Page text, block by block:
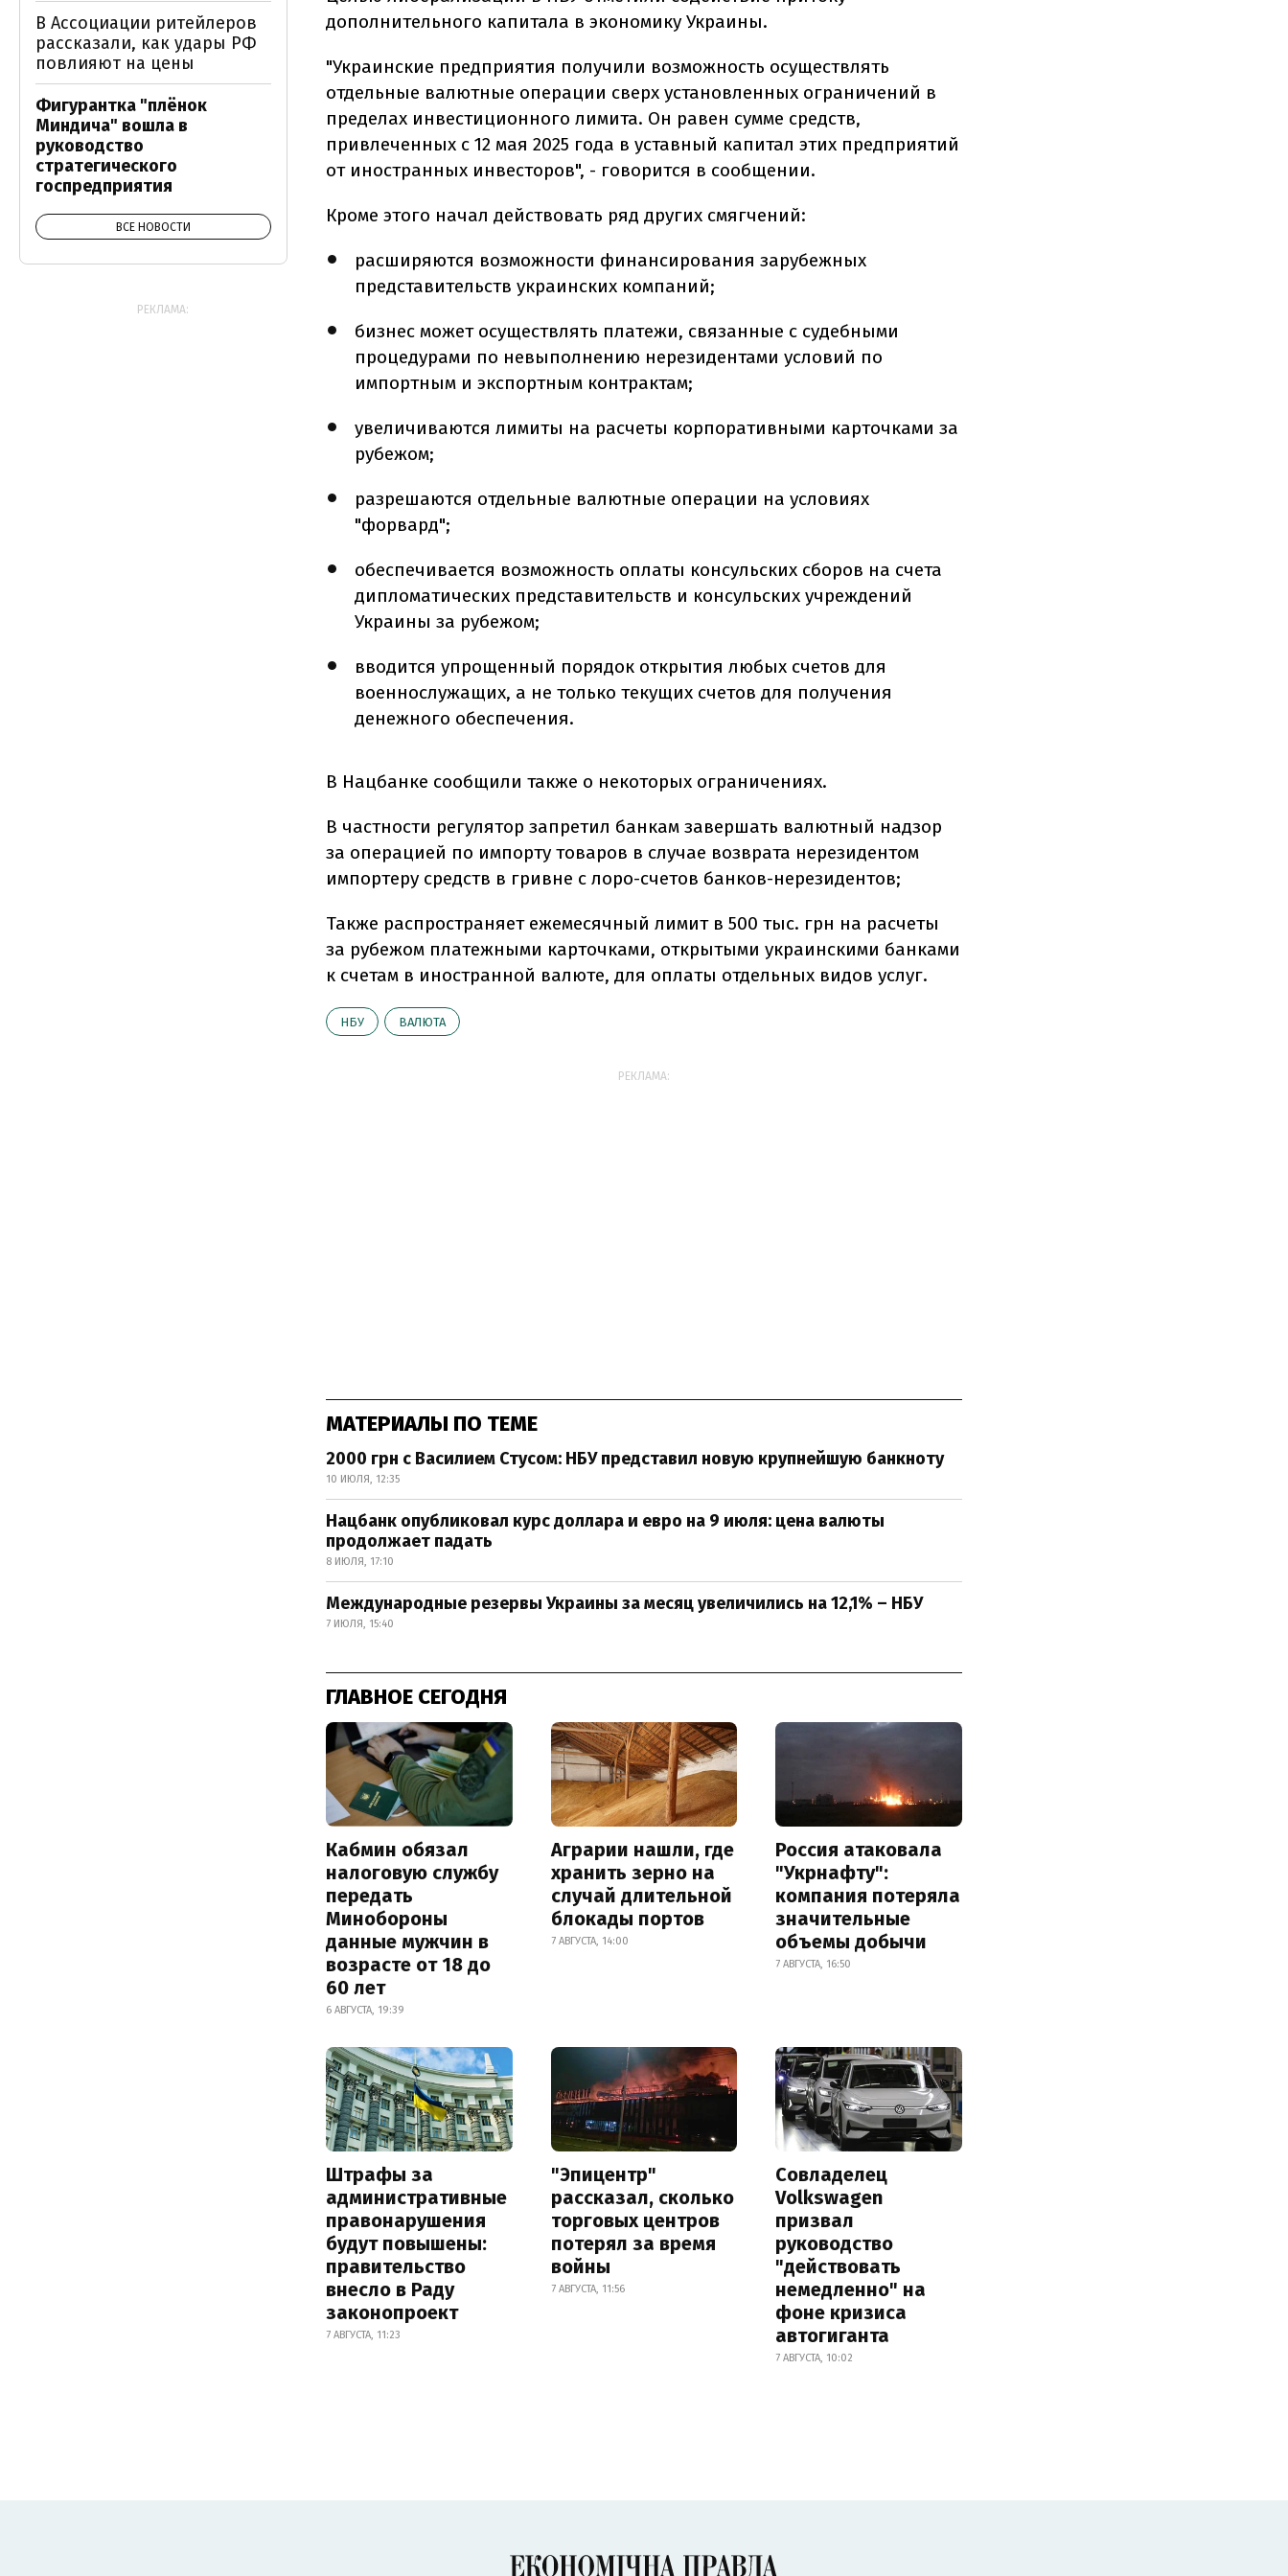
дополнительного капитала в экономику Украины.
"Украинские предприятия получили возможность осуществлять
отдельные валютные операции сверх установленных ограничений в
пределах инвестиционного лимита. Он равен сумме средств,
привлеченных с 12 мая 2025 года в уставный капитал этих предприятий
от иностранных инвесторов", - говорится в сообщении.
Кроме этого начал действовать ряд других смягчений:
расширяются возможности финансирования зарубежных
представительств украинских компаний;
бизнес может осуществлять платежи, связанные с судебными
процедурами по невыполнению нерезидентами условий по
импортным и экспортным контрактам;
увеличиваются лимиты на расчеты корпоративными карточками за
рубежом;
разрешаются отдельные валютные операции на условиях
"форвард";
обеспечивается возможность оплаты консульских сборов на счета
дипломатических представительств и консульских учреждений
Украины за рубежом;
вводится упрощенный порядок открытия любых счетов для
военнослужащих, а не только текущих счетов для получения
денежного обеспечения.
В Нацбанке сообщили также о некоторых ограничениях.
В частности регулятор запретил банкам завершать валютный надзор
за операцией по импорту товаров в случае возврата нерезидентом
импортеру средств в гривне с лоро-счетов банков-нерезидентов;
Также распространяет ежемесячный лимит в 500 тыс. грн на расчеты
за рубежом платежными карточками, открытыми украинскими банками
к счетам в иностранной валюте, для оплаты отдельных видов услуг.
НБУ ВАЛЮТА
РЕКЛАМА:
МАТЕРИАЛЫ ПО ТЕМЕ
2000 грн с Василием Стусом: НБУ представил новую крупнейшую банкноту
10 ИЮЛЯ, 12:35
Нацбанк опубликовал курс доллара и евро на 9 июля: цена валюты
продолжает падать
8 ИЮЛЯ, 17:10
Международные резервы Украины за месяц увеличились на 12,1% – НБУ
7 ИЮЛЯ, 15:40
ГЛАВНОЕ СЕГОДНЯ
Кабмин обязал
налоговую службу
передать
Минобороны
данные мужчин в
возрасте от 18 до
60 лет
6 АВГУСТА, 19:39
Аграрии нашли, где
хранить зерно на
случай длительной
блокады портов
7 АВГУСТА, 14:00
Россия атаковала
"Укрнафту":
компания потеряла
значительные
объемы добычи
7 АВГУСТА, 16:50
Штрафы за
административные
правонарушения
будут повышены:
правительство
внесло в Раду
законопроект
7 АВГУСТА, 11:23
"Эпицентр"
рассказал, сколько
торговых центров
потерял за время
войны
7 АВГУСТА, 11:56
Совладелец
Volkswagen
призвал
руководство
"действовать
немедленно" на
фоне кризиса
автогиганта
7 АВГУСТА, 10:02
В Ассоциации ритейлеров
рассказали, как удары РФ
повлияют на цены
Фигурантка "плёнок
Миндича" вошла в
руководство
стратегического
госпредприятия
ВСЕ НОВОСТИ
РЕКЛАМА: